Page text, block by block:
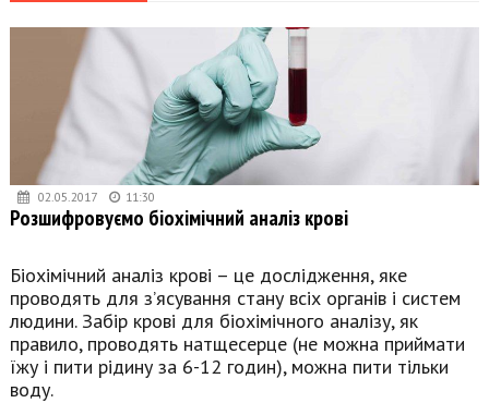
02.05.2017 11:30
Розшифровуємо біохімічний аналіз крові
Біохімічний аналіз крові – це дослідження, яке
проводять для з’ясування стану всіх органів і систем
людини. Забір крові для біохімічного аналізу, як
правило, проводять натщесерце (не можна приймати
їжу і пити рідину за 6-12 годин), можна пити тільки
воду.